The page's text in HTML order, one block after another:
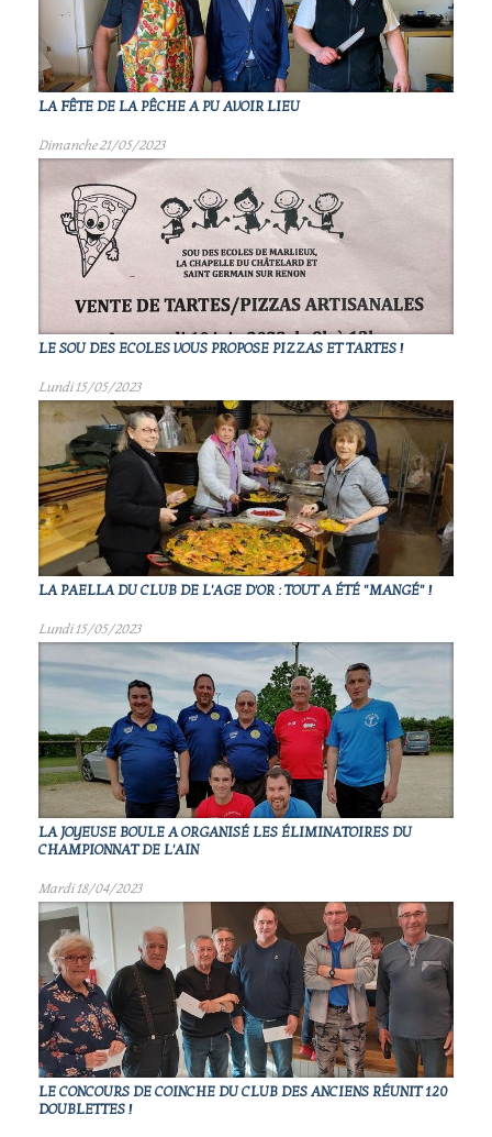
LA FÊTE DE LA PÊCHE A PU AVOIR LIEU
Dimanche 21/05/2023
LE SOU DES ECOLES VOUS PROPOSE PIZZAS ET TARTES !
Lundi 15/05/2023
LA PAELLA DU CLUB DE L'AGE D'OR : TOUT A ÉTÉ "MANGÉ" !
Lundi 15/05/2023
LA JOYEUSE BOULE A ORGANISÉ LES ÉLIMINATOIRES DU
CHAMPIONNAT DE L'AIN
Mardi 18/04/2023
LE CONCOURS DE COINCHE DU CLUB DES ANCIENS RÉUNIT 120
DOUBLETTES !